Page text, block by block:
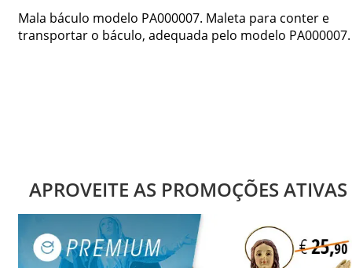
Mala báculo modelo PA000007. Maleta para conter e
transportar o báculo, adequada pelo modelo PA000007.
APROVEITE AS PROMOÇÕES ATIVAS